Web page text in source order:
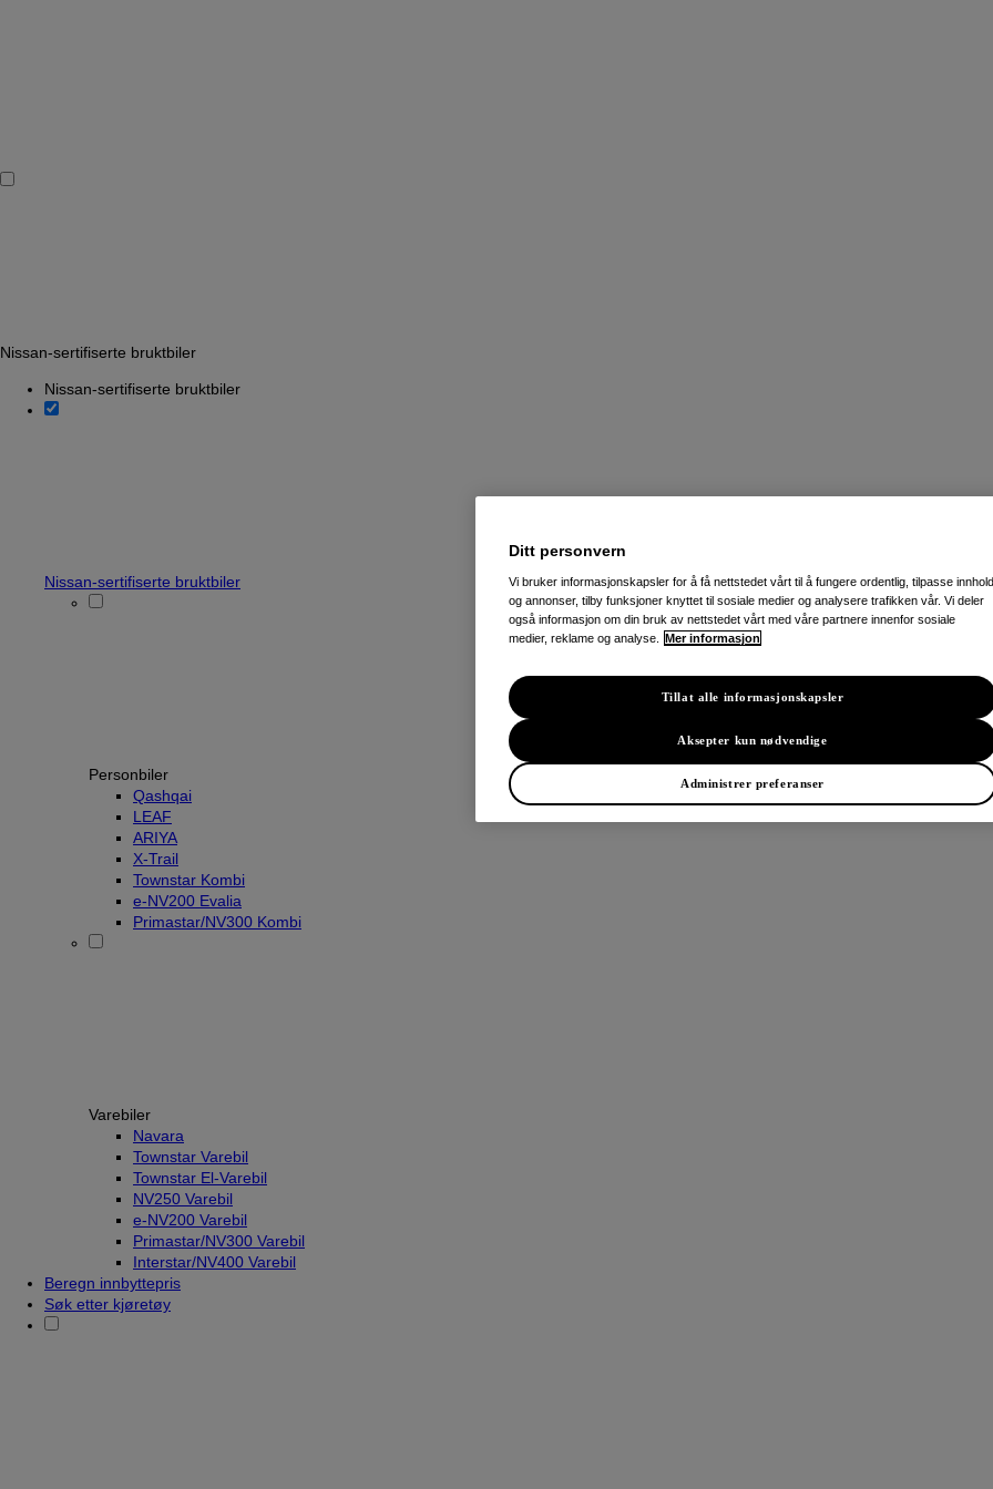
Nissan-sertifiserte bruktbiler
Nissan-sertifiserte bruktbiler
Nissan-sertifiserte bruktbiler
Personbiler
Qashqai
LEAF
ARIYA
X-Trail
Townstar Kombi
e-NV200 Evalia
Primastar/NV300 Kombi
Varebiler
Navara
Townstar Varebil
Townstar El-Varebil
NV250 Varebil
e-NV200 Varebil
Primastar/NV300 Varebil
Interstar/NV400 Varebil
Beregn innbyttepris
Søk etter kjøretøy
Ditt personvern
Vi bruker informasjonskapsler for å få nettstedet vårt til å fungere ordentlig, tilpasse innhold
og annonser, tilby funksjoner knyttet til sosiale medier og analysere trafikken vår. Vi deler
også informasjon om din bruk av nettstedet vårt med våre partnere innenfor sosiale
medier, reklame og analyse.
Mer informasjon
Administrer preferanser
Aksepter kun nødvendige
Tillat alle informasjonskapsler